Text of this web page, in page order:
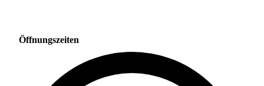
Öffnungszeiten